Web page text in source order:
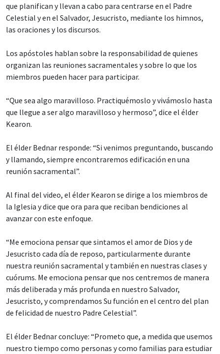
que planifican y llevan a cabo para centrarse en el Padre
Celestial y en el Salvador, Jesucristo, mediante los himnos,
las oraciones y los discursos.
Los apóstoles hablan sobre la responsabilidad de quienes
organizan las reuniones sacramentales y sobre lo que los
miembros pueden hacer para participar.
“Que sea algo maravilloso. Practiquémoslo y vivámoslo hasta
que llegue a ser algo maravilloso y hermoso”, dice el élder
Kearon.
El élder Bednar responde: “Si venimos preguntando, buscando
y llamando, siempre encontraremos edificación en una
reunión sacramental”.
Al final del video, el élder Kearon se dirige a los miembros de
la Iglesia y dice que ora para que reciban bendiciones al
avanzar con este enfoque.
“Me emociona pensar que sintamos el amor de Dios y de
Jesucristo cada día de reposo, particularmente durante
nuestra reunión sacramental y también en nuestras clases y
cuórums. Me emociona pensar que nos centremos de manera
más deliberada y más profunda en nuestro Salvador,
Jesucristo, y comprendamos Su función en el centro del plan
de felicidad de nuestro Padre Celestial”.
El élder Bednar concluye: “Prometo que, a medida que usemos
nuestro tiempo como personas y como familias para estudiar